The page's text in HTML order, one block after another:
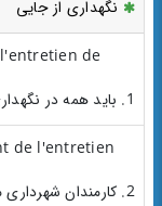
نگهداری از جایی
de
1. باید همه در نگهداری مدرسه‌مان کوشا باشیم. [شرکت کنیم]
de l'entretien
2. کارمندان شهرداری مسئول نگهداری این فضای سبز هستند.